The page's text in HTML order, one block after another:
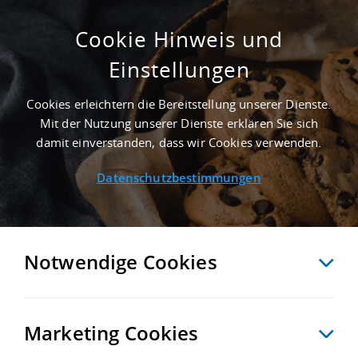
2.454 M² LAGERFLÄCHE IN ROSKOW AN DER
AUTOBAHN A 2 - LANDKREIS POTSDAM-
MITTELMARK
Startseite/ Immobiliensuche/ Detailansicht
ZURÜCK MERKEN VERGLEICHEN EXPORT PDF
Cookie Hinweis und
Einstellungen
Cookies erleichtern die Bereitstellung unserer Dienste.
Mit der Nutzung unserer Dienste erklären Sie sich
damit einverstanden, dass wir Cookies verwenden.
Datenschutzbestimmungen
Notwendige Cookies
Marketing Cookies